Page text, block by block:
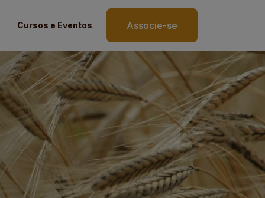
Cursos e Eventos Associe-se